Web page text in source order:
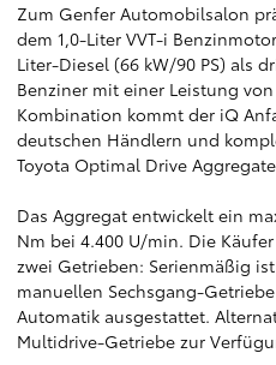
Zum Genfer Automobilsalon
dem 1,0-Liter VVT-i
Liter-Diesel (66 kW/90 PS) als
Benziner mit einer Leistung
Kombination kommt der iQ
deutschen Händlern und
Toyota Optimal Drive
Das Aggregat entwickelt ein
Nm bei 4.400 U/min. Die
zwei Getrieben: Serienmäßig
manuellen Sechsgang-
Automatik ausgestattet.
Multidrive-Getriebe zur